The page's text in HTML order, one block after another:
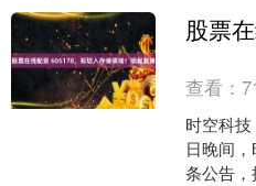
查看：
时空科
日晚间
条公告